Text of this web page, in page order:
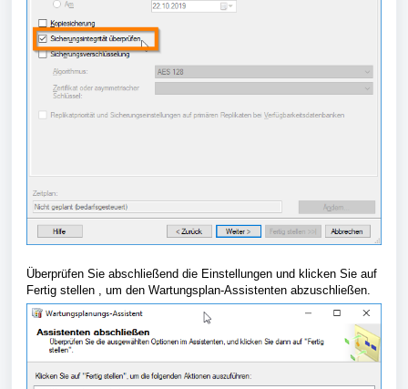
Überprüfen Sie abschließend die Einstellungen und klicken Sie auf
Fertig stellen , um den Wartungsplan-Assistenten abzuschließen.